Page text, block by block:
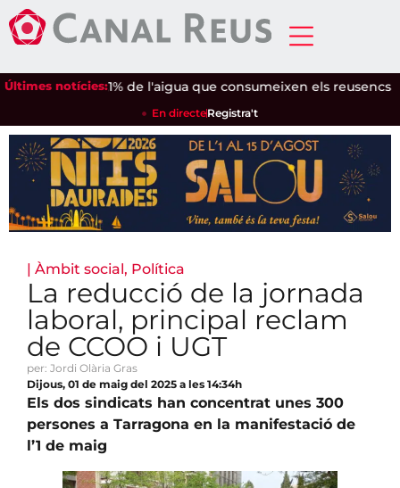
Últimes notícies:
|Un 36,1% de l'aigua que consumeixen els reusencs
En directeRegistra't
| Àmbit social, Política
La reducció de la jornada
laboral, principal reclam
de CCOO i UGT
per: Jordi Olària Gras
Dijous, 01 de maig del 2025 a les 14:34h
Els dos sindicats han concentrat unes 300
persones a Tarragona en la manifestació de
l’1 de maig